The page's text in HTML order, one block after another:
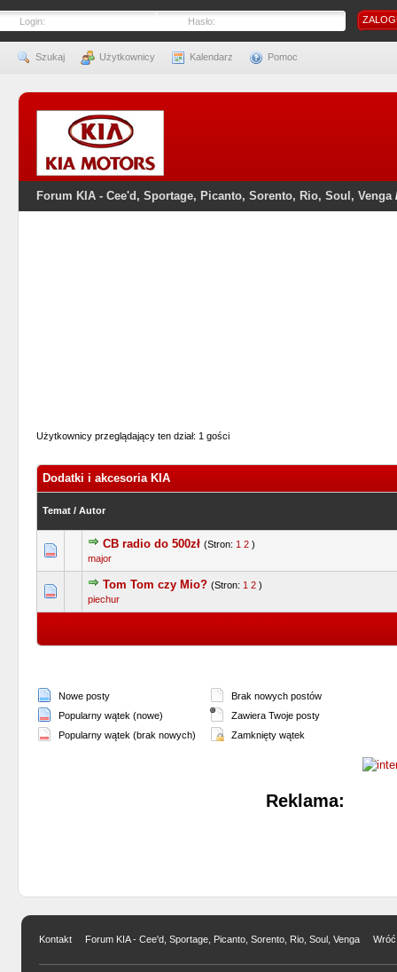
Login: Hasło:
Szukaj Użytkownicy Kalendarz Pomoc
Forum KIA - Cee'd, Sportage, Picanto, Sorento, Rio, Soul, Venga
Użytkownicy przeglądający ten dział: 1 gości
Dodatki i akcesoria KIA
Temat / Autor
CB radio do 500zł (Stron: 1 2 )
major
0 głosów - średnia ocena: 0 na 5 gwiazdek
Tom Tom czy Mio? (Stron: 1 2 )
piechur
1 głosów - średnia ocena: 4 na 5
Nowe posty
Popularny wątek (nowe)
Popularny wątek (brak nowych)
Brak nowych postów
Zawiera Twoje posty
Zamknięty wątek
Reklama:
Kontakt Forum KIA - Cee'd, Sportage, Picanto, Sorento, Rio, Soul, Venga